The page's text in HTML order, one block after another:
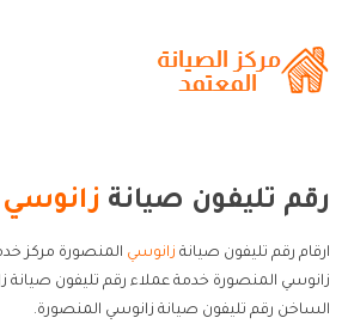
رقم تليفون صيانة زانوسي
ارقام رقم تليفون صيانة زانوسي المنصورة مركز
زانوسي المنصورة خدمة عملاء رقم تليفون صيانة
الساخن رقم تليفون صيانة زانوسي المنصورة.